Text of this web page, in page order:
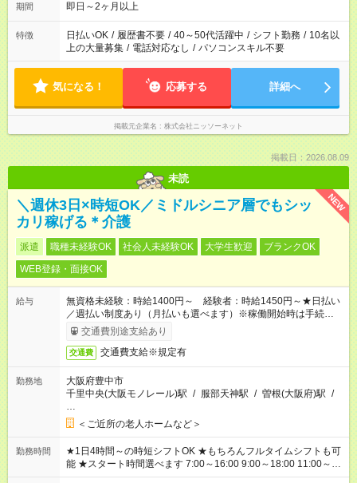
期間 即日～2ヶ月以上
特徴 日払いOK / 履歴書不要 / 40～50代活躍中 / シフト勤務 / 10名以
上の大量募集 / 電話対応なし / パソコンスキル不要
気になる！ 応募する 詳細へ
掲載元企業名 株式会社ニッソーネット
掲載日：2026.08.09
未読
NEW
＼週休3日×時短OK／ミドルシニア層でもシッ
カリ稼げる＊介護
派遣 職種未経験OK 社会人未経験OK 大学生歓迎
ブランクOK
WEB登録・面接OK
給与
無資格未経験：時給1400円～ 経験者：時給1450円～★日払い
／週払い制度あり（月払いも選べます）※稼働開始時は手続き完
了次第のお支払いとなります。
交通費別途支給あり
交通費 交通費支給※規定有
勤務地
大阪府豊中市
千里中央(大阪モノレール)駅 / 服部天神駅 / 曽根(大阪府)駅 /
…
＜ご近所の老人ホームなど＞
勤務時間
★1日4時間～の時短シフトOK ★もちろんフルタイムシフトも可
能 ★スタート時間選べます 7:00～16:00 9:00～18:00 11:00～
20:00 など 残業なし！ ※Wワークの場合、他のお仕事と合わせ